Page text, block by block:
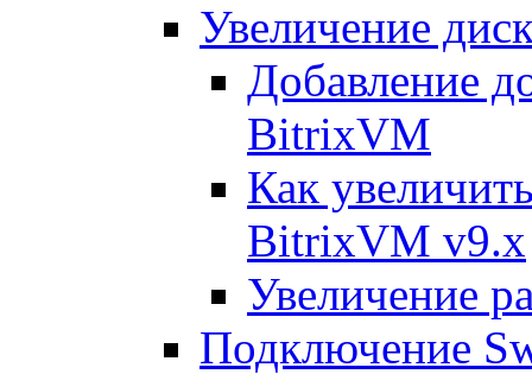
Увеличение
Добавление
BitrixVM
Как
BitrixVM v9.x
Увеличение
Подключение